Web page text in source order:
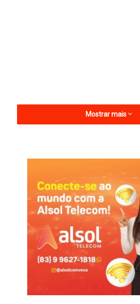
e evangelização”, a festividade terá sua
Abaixo confira a programação.
Festa Paróquia São pedro
Mostrar mais